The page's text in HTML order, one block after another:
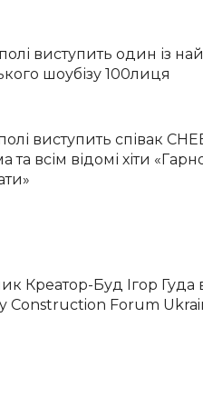
виступить один із
шоубізу 100лиця
виступить співак
та всім відомі хіти
Креатор-Буд Ігор Гуда
Construction Forum